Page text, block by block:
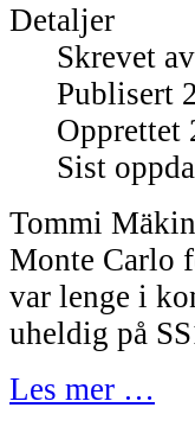
Detaljer
Skrevet av
Publisert
Opprettet
Sist
Tommi
Monte Carlo
var lenge i
uheldig på
Les mer …